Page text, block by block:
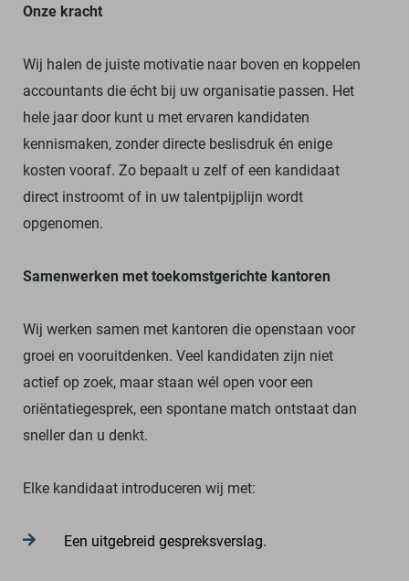
Onze kracht
Wij halen de juiste motivatie naar boven en koppelen
accountants die écht bij uw organisatie passen. Het
hele jaar door kunt u met ervaren kandidaten
kennismaken, zonder directe beslisdruk én enige
kosten vooraf. Zo bepaalt u zelf of een kandidaat
direct instroomt of in uw talentpijplijn wordt
opgenomen.
Samenwerken met toekomstgerichte kantoren
Wij werken samen met kantoren die openstaan voor
groei en vooruitdenken. Veel kandidaten zijn niet
actief op zoek, maar staan wél open voor een
oriëntatiegesprek, een spontane match ontstaat dan
sneller dan u denkt.
Elke kandidaat introduceren wij met:
Een uitgebreid gespreksverslag.